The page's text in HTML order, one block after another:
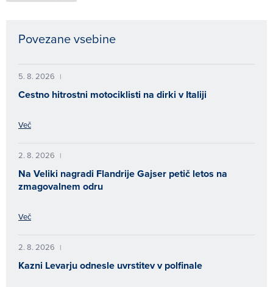
Povezane vsebine
5. 8. 2026 |
Cestno hitrostni motociklisti na dirki v Italiji
Več
2. 8. 2026 |
Na Veliki nagradi Flandrije Gajser petič letos na
zmagovalnem odru
Več
2. 8. 2026 |
Kazni Levarju odnesle uvrstitev v polfinale